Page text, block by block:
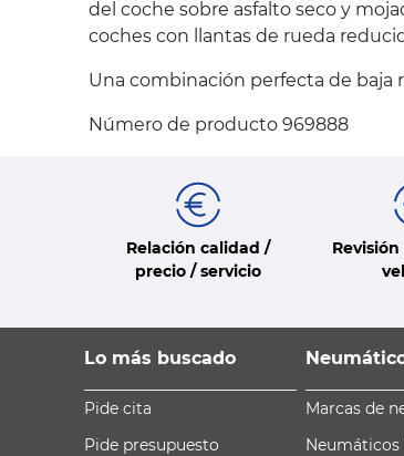
del coche sobre asfalto seco y
coches con llantas de rueda
Una combinación perfecta de baja
Número de producto 969888
Relación calidad /
precio / servicio
Lo más buscado
Pide cita
Pide presupuesto
Marcas de
Neumáticos